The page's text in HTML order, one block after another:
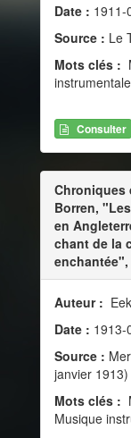
Date : 1911-
Source : Le
Mots clés :
Consulter
Chroniques
Borren,
en
chant de la
enchantée",
Auteur :
Date : 1913-
Source :
janvier 1913)
Mots clés :
Musique